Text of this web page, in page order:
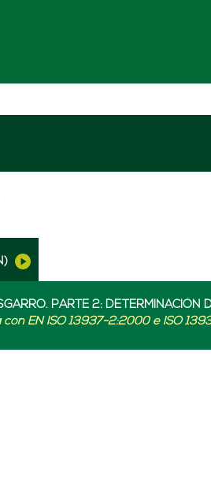
PARTE 2:
con EN ISO 13937-2:2000 e ISO